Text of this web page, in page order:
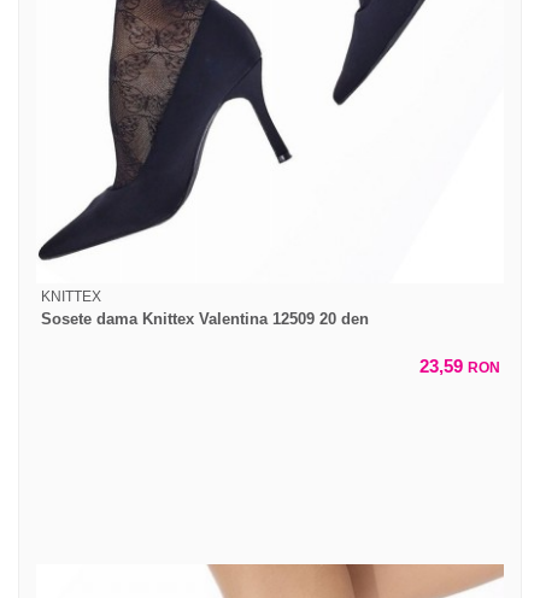
KNITTEX
Sosete dama Knittex Valentina 12509 20 den
23,59 RON